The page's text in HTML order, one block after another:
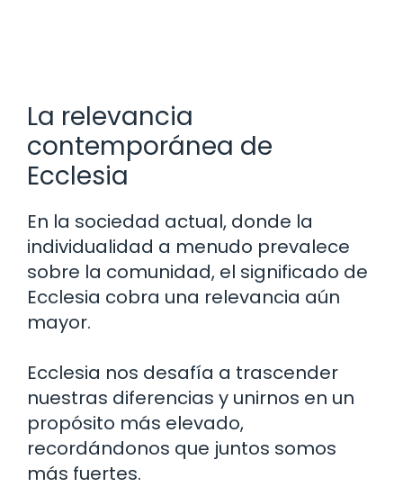
La relevancia
contemporánea de
Ecclesia
En la sociedad actual, donde la
individualidad a menudo prevalece
sobre la comunidad, el significado de
Ecclesia cobra una relevancia aún
mayor.
Ecclesia nos desafía a trascender
nuestras diferencias y unirnos en un
propósito más elevado,
recordándonos que juntos somos
más fuertes.